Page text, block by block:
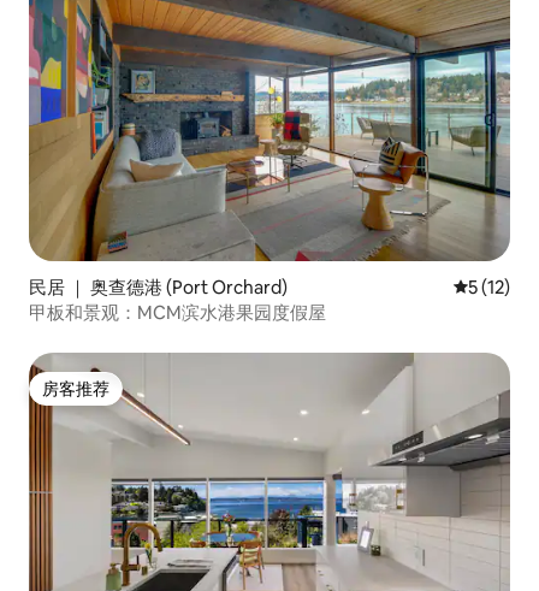
民居 ｜ 奥查德港 (Port Orchard) 平均评分
5 (12)
甲板和景观：MCM滨水港果园度假屋
房客推荐
房客推荐